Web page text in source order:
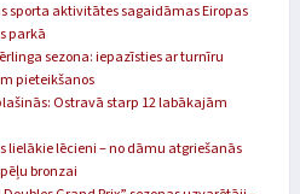
sporta aktivitātes sagaidāmas Eiropas
parkā
sezona: iepazīsties ar turnīru
pieteikšanos
Ostravā starp 12 labākajām
lielākie lēcieni – no dāmu atgriešanās
bronzai